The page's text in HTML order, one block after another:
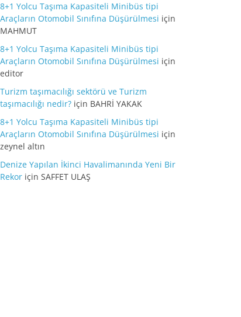
8+1 Yolcu Taşıma Kapasiteli Minibüs tipi
Araçların Otomobil Sınıfına Düşürülmesi için
MAHMUT
8+1 Yolcu Taşıma Kapasiteli Minibüs tipi
Araçların Otomobil Sınıfına Düşürülmesi için
editor
Turizm taşımacılığı sektörü ve Turizm
taşımacılığı nedir? için BAHRİ YAKAK
8+1 Yolcu Taşıma Kapasiteli Minibüs tipi
Araçların Otomobil Sınıfına Düşürülmesi için
zeynel altın
Denize Yapılan İkinci Havalimanında Yeni Bir
Rekor için SAFFET ULAŞ